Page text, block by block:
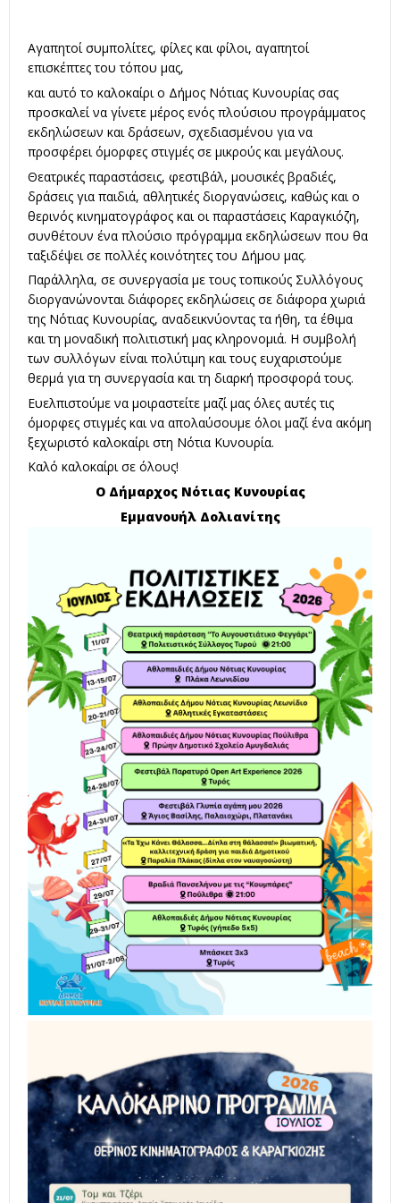
Αγαπητοί συμπολίτες, φίλες και φίλοι, αγαπητοί
επισκέπτες του τόπου μας,
και αυτό το καλοκαίρι ο Δήμος Νότιας Κυνουρίας σας
προσκαλεί να γίνετε μέρος ενός πλούσιου προγράμματος
εκδηλώσεων και δράσεων, σχεδιασμένου για να
προσφέρει όμορφες στιγμές σε μικρούς και μεγάλους.
Θεατρικές παραστάσεις, φεστιβάλ, μουσικές βραδιές,
δράσεις για παιδιά, αθλητικές διοργανώσεις, καθώς και ο
θερινός κινηματογράφος και οι παραστάσεις Καραγκιόζη,
συνθέτουν ένα πλούσιο πρόγραμμα εκδηλώσεων που θα
ταξιδέψει σε πολλές κοινότητες του Δήμου μας.
Παράλληλα, σε συνεργασία με τους τοπικούς Συλλόγους
διοργανώνονται διάφορες εκδηλώσεις σε διάφορα χωριά
της Νότιας Κυνουρίας, αναδεικνύοντας τα ήθη, τα έθιμα
και τη μοναδική πολιτιστική μας κληρονομιά. Η συμβολή
των συλλόγων είναι πολύτιμη και τους ευχαριστούμε
θερμά για τη συνεργασία και τη διαρκή προσφορά τους.
Ευελπιστούμε να μοιραστείτε μαζί μας όλες αυτές τις
όμορφες στιγμές και να απολαύσουμε όλοι μαζί ένα ακόμη
ξεχωριστό καλοκαίρι στη Νότια Κυνουρία.
Καλό καλοκαίρι σε όλους!
Ο Δήμαρχος Νότιας Κυνουρίας
Εμμανουήλ Δολιανίτης